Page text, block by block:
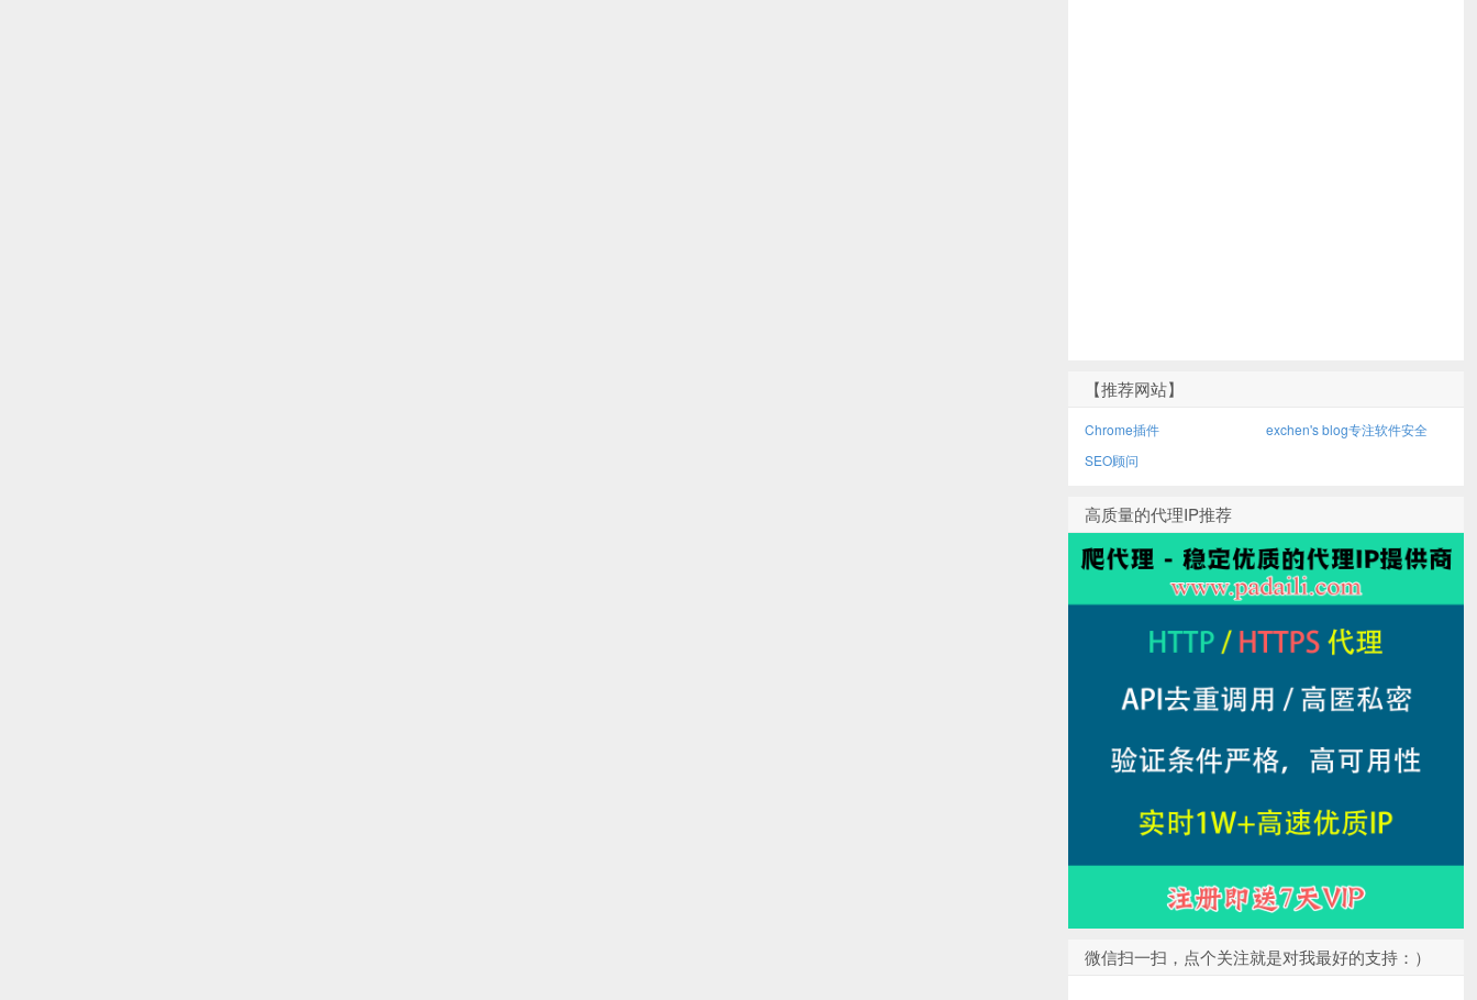
【推荐网站】
Chrome插件
exchen's blog专注软件安全
SEO顾问
高质量的代理IP推荐
微信扫一扫，点个关注就是对我最好的支持：）